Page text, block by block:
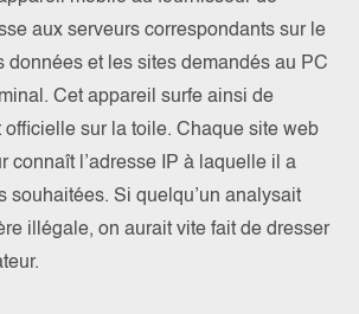
aux serveurs correspondants sur le
données et les sites demandés au PC
Cet appareil surfe ainsi de
officielle sur la toile. Chaque site web
connaît l’adresse IP à laquelle il a
souhaitées. Si quelqu’un analysait
illégale, on aurait vite fait de dresser